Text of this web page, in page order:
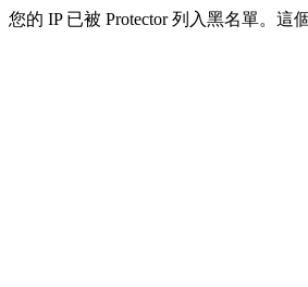
您的 IP 已被 Protector 列入黑名單。這